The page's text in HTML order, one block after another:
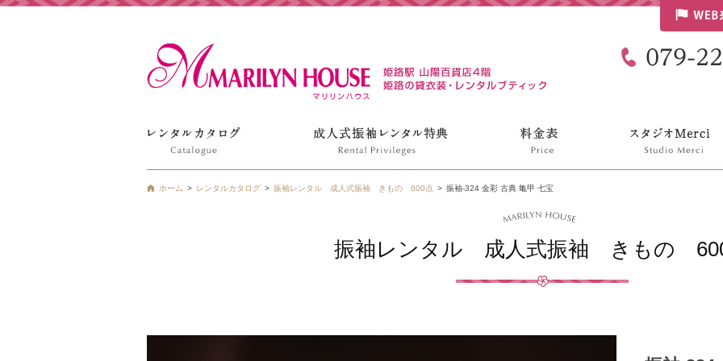
ホーム レンタルカタログ 振袖レンタル 成人式振袖 きもの 600点 振袖-324 金彩 古典 亀甲 七宝
振袖レンタル 成人式振袖 きもの